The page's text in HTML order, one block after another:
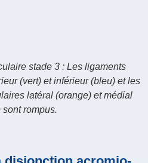
stade 3 : Les ligaments
(vert) et inférieur (bleu) et les
latéral (orange) et médial
sont rompus.